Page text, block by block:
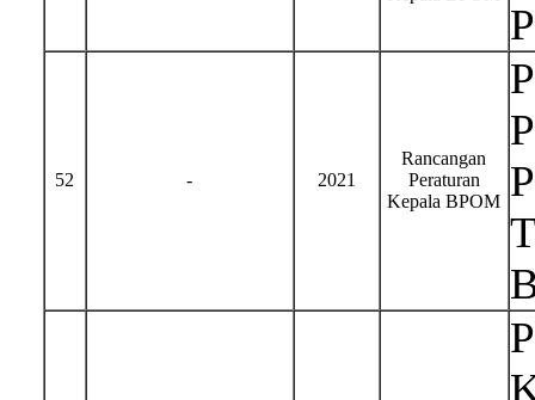
52 - 2021
Rancangan
Peraturan
Kepala BPOM